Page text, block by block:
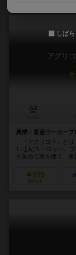
アグリ
農業・畜産ワーカー
『アグリコラ』とは
17世紀ヨーロッパ。
を集めて家を建て、
979
興味あり
しば